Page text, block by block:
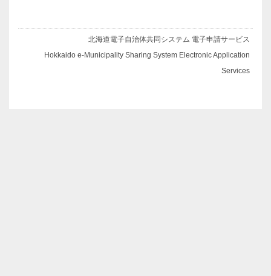
北海道電子自治体共同システム 電子申請サービス
Hokkaido e-Municipality Sharing System Electronic Application
Services